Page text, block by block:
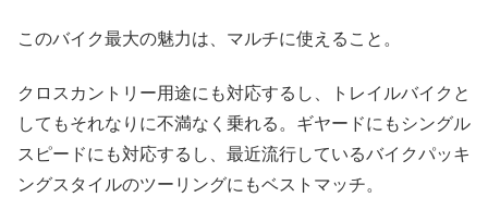
このバイク最大の魅力は、マルチに使えること。
クロスカントリー用途にも対応するし、トレイルバイクと
してもそれなりに不満なく乗れる。ギヤードにもシングル
スピードにも対応するし、最近流行しているバイクパッキ
ングスタイルのツーリングにもベストマッチ。